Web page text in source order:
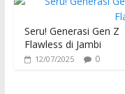
Seru! Generasi Gen
Flawless di Jambi
12/07/2025 0